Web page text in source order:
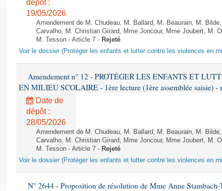
dépôt :
19/05/2026
Amendement de M. Chudeau, M. Ballard, M. Beaurain, M.
Carvalho, M. Christian Girard, Mme Joncour, Mme Joubert, M.
M. Tesson - Article 7 - Rejeté
Voir le dossier (Protéger les enfants et lutter contre les violences en
Amendement n° 12 - PROTÉGER LES ENFANTS ET
EN MILIEU SCOLAIRE - 1ère lecture (1ère assemblée saisie) -
Date de
dépôt :
28/05/2026
Amendement de M. Chudeau, M. Ballard, M. Beaurain, M.
Carvalho, M. Christian Girard, Mme Joncour, Mme Joubert, M.
M. Tesson - Article 7 - Rejeté
Voir le dossier (Protéger les enfants et lutter contre les violences en
N° 2644 - Proposition de résolution de Mme Anne